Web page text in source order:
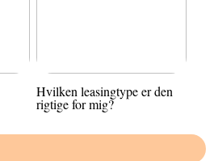
Hvilken leasingtype er den
rigtige for mig?